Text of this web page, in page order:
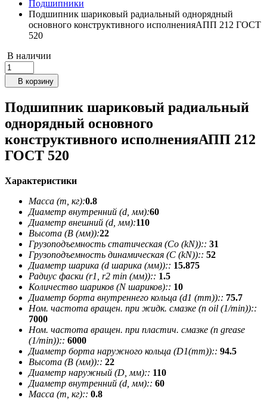
Подшипники
Подшипник шариковый радиальный однорядный
основного конструктивного исполненияАПП 212 ГОСТ
520
В наличии
В корзину
Подшипник шариковый радиальный
однорядный основного
конструктивного исполненияАПП 212
ГОСТ 520
Характеристики
Масса (m, кг):0.8
Диаметр внутренний (d, мм):60
Диаметр внешний (d, мм):110
Высота (В (мм)):22
Грузоподъемность статическая (Co (kN)):: 31
Грузоподъемность динамическая (C (kN)):: 52
Диаметр шарика (d шарика (мм)):: 15.875
Радиус фаски (r1, r2 min (мм)):: 1.5
Количество шариков (N шариков):: 10
Диаметр борта внутреннего кольца (d1 (mm)):: 75.7
Ном. частота вращен. при жидк. смазке (n oil (1/min))::
7000
Ном. частота вращен. при пластич. смазке (n grease
(1/min)):: 6000
Диаметр борта наружного кольца (D1(mm)):: 94.5
Высота (В (мм)):: 22
Диаметр наружный (D, мм):: 110
Диаметр внутренний (d, мм):: 60
Масса (m, кг):: 0.8